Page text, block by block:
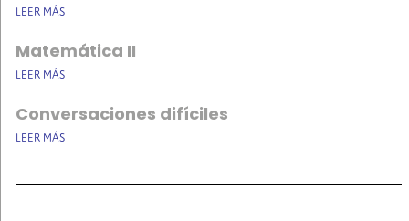
LEER MÁS
Matemática II
LEER MÁS
Conversaciones difíciles
LEER MÁS